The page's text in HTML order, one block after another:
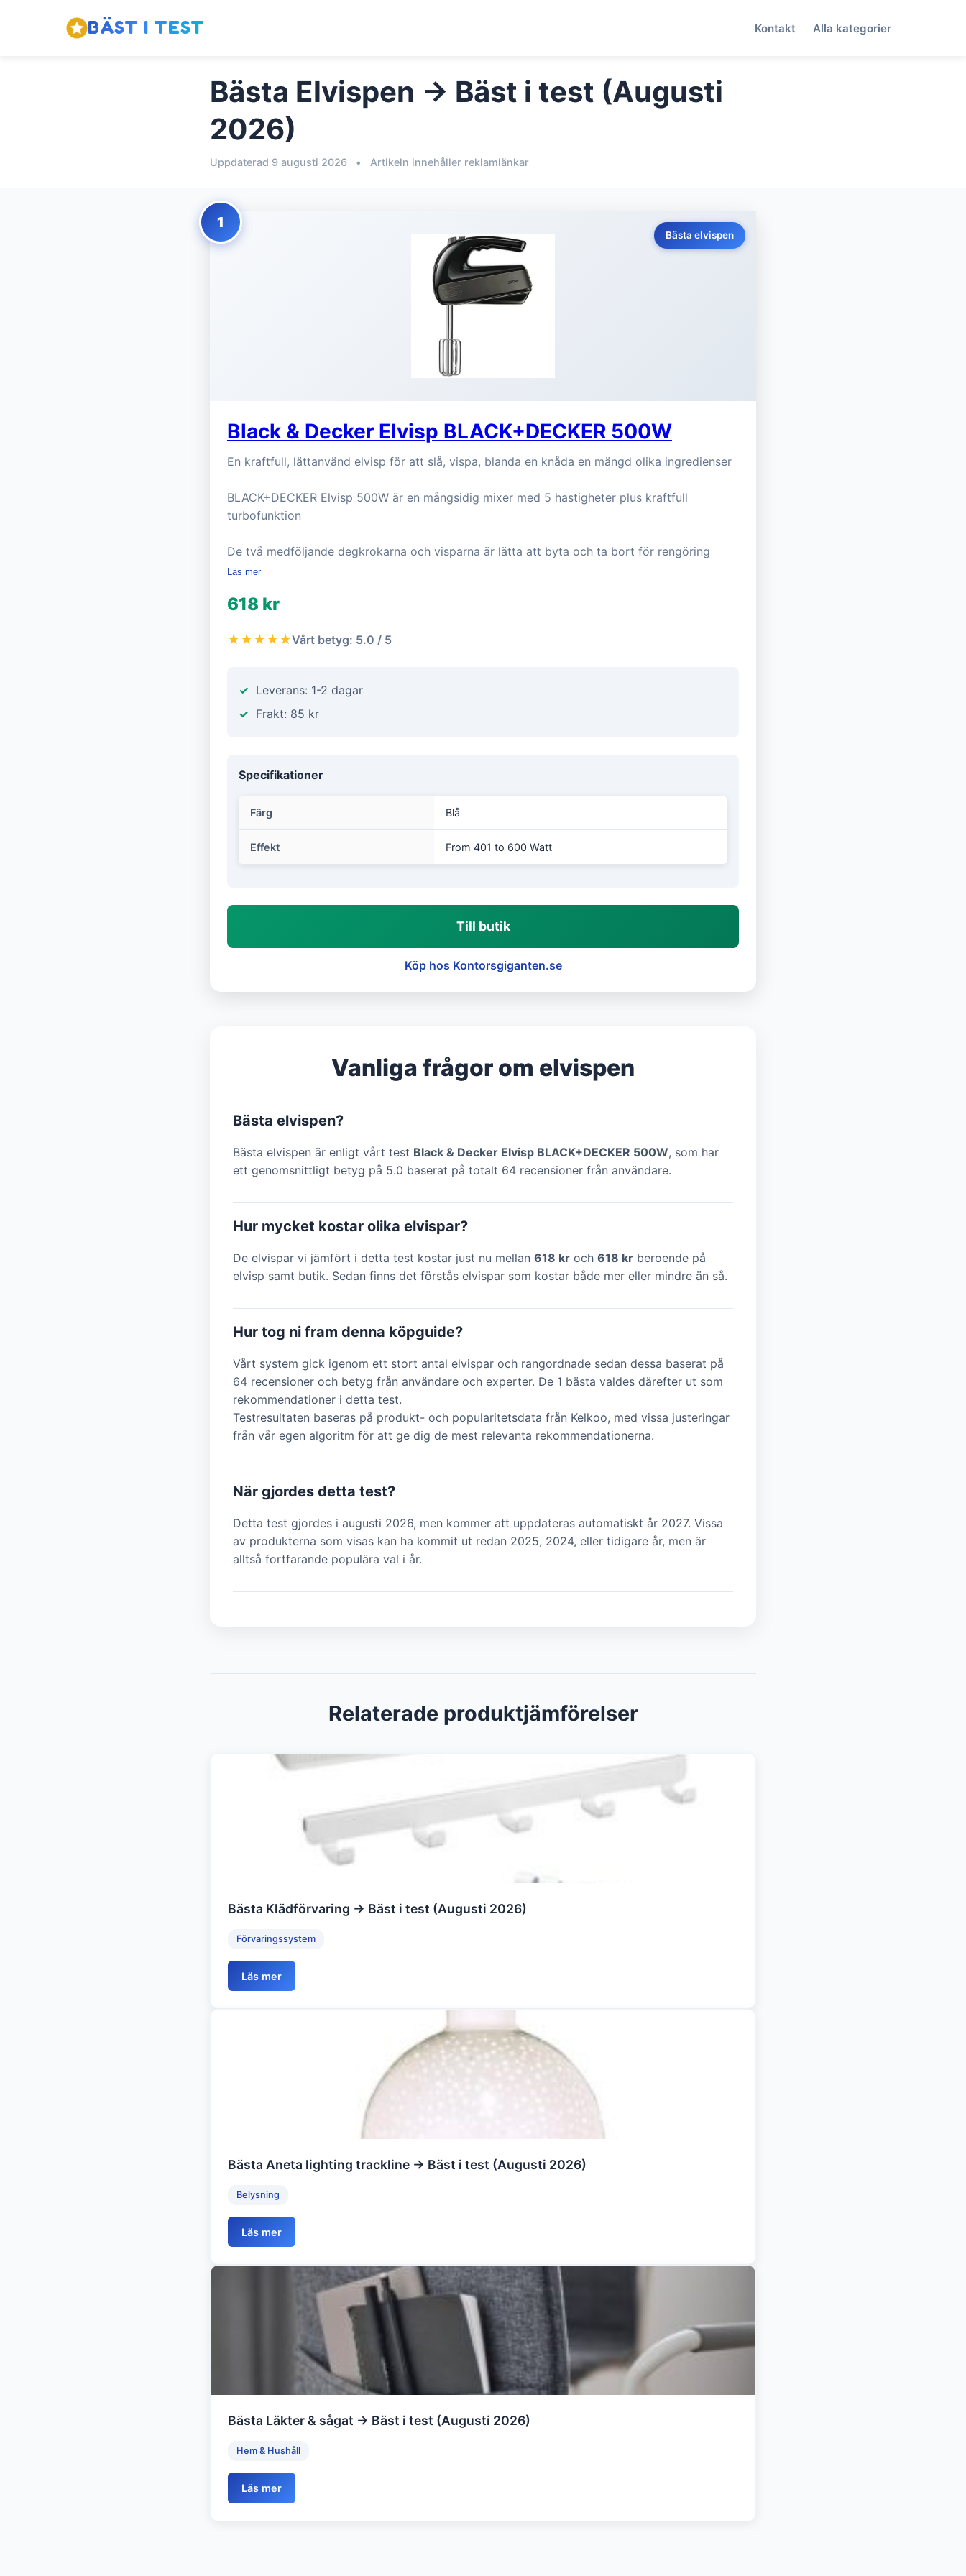
BÄST I TEST Kontakt Alla kategorier
Bästa Elvispen → Bäst i test (Augusti
2026)
Uppdaterad 9 augusti 2026 • Artikeln innehåller reklamlänkar
1
Bästa elvispen
Black & Decker Elvisp BLACK+DECKER 500W
En kraftfull, lättanvänd elvisp för att slå, vispa, blanda en knåda en mängd olika ingredienser
BLACK+DECKER Elvisp 500W är en mångsidig mixer med 5 hastigheter plus kraftfull
turbofunktion
De två medföljande degkrokarna och visparna är lätta att byta och ta bort för rengöring
Läs mer
618 kr
★★★★★Vårt betyg: 5.0 / 5
Leverans: 1-2 dagar
Frakt: 85 kr
Specifikationer
Färg Blå
Effekt From 401 to 600 Watt
Till butik
Köp hos Kontorsgiganten.se
Vanliga frågor om elvispen
Bästa elvispen?
Bästa elvispen är enligt vårt test Black & Decker Elvisp BLACK+DECKER 500W, som har
ett genomsnittligt betyg på 5.0 baserat på totalt 64 recensioner från användare.
Hur mycket kostar olika elvispar?
De elvispar vi jämfört i detta test kostar just nu mellan 618 kr och 618 kr beroende på
elvisp samt butik. Sedan finns det förstås elvispar som kostar både mer eller mindre än så.
Hur tog ni fram denna köpguide?
Vårt system gick igenom ett stort antal elvispar och rangordnade sedan dessa baserat på
64 recensioner och betyg från användare och experter. De 1 bästa valdes därefter ut som
rekommendationer i detta test.
Testresultaten baseras på produkt- och popularitetsdata från Kelkoo, med vissa justeringar
från vår egen algoritm för att ge dig de mest relevanta rekommendationerna.
När gjordes detta test?
Detta test gjordes i augusti 2026, men kommer att uppdateras automatiskt år 2027. Vissa
av produkterna som visas kan ha kommit ut redan 2025, 2024, eller tidigare år, men är
alltså fortfarande populära val i år.
Relaterade produktjämförelser
Bästa Klädförvaring → Bäst i test (Augusti 2026)
Förvaringssystem
Läs mer
Bästa Aneta lighting trackline → Bäst i test (Augusti 2026)
Belysning
Läs mer
Bästa Läkter & sågat → Bäst i test (Augusti 2026)
Hem & Hushåll
Läs mer